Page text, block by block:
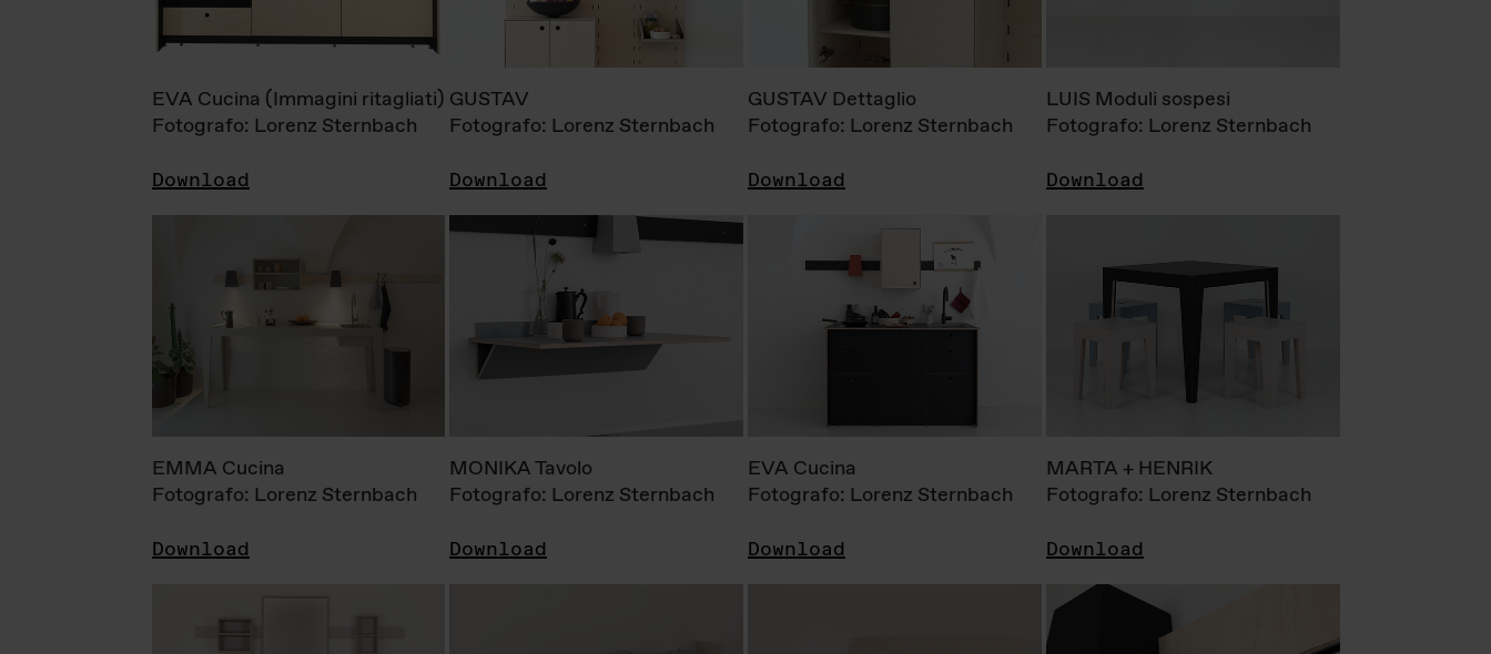
EVA Cucina (Immagini ritagliati)
Fotografo: Lorenz Sternbach
Download
GUSTAV
Fotografo: Lorenz Sternbach
Download
GUSTAV Dettaglio
Fotografo: Lorenz Sternbach
Download
LUIS Moduli sospesi
Fotografo: Lorenz Sternbach
Download
EMMA Cucina
Fotografo: Lorenz Sternbach
Download
MONIKA Tavolo
Fotografo: Lorenz Sternbach
Download
EVA Cucina
Fotografo: Lorenz Sternbach
Download
MARTA + HENRIK
Fotografo: Lorenz Sternbach
Download